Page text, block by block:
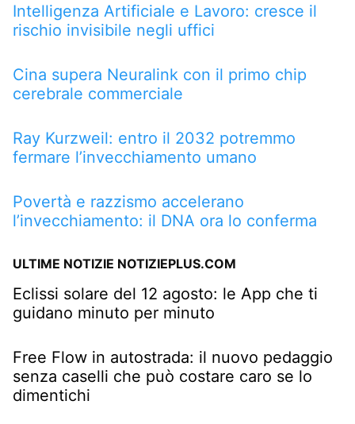
Intelligenza Artificiale e Lavoro: cresce il
rischio invisibile negli uffici
Cina supera Neuralink con il primo chip
cerebrale commerciale
Ray Kurzweil: entro il 2032 potremmo
fermare l’invecchiamento umano
Povertà e razzismo accelerano
l’invecchiamento: il DNA ora lo conferma
ULTIME NOTIZIE NOTIZIEPLUS.COM
Eclissi solare del 12 agosto: le App che ti
guidano minuto per minuto
Free Flow in autostrada: il nuovo pedaggio
senza caselli che può costare caro se lo
dimentichi